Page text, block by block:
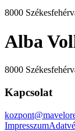
8000
Alba
8000
Kapcsolat
Impresszum